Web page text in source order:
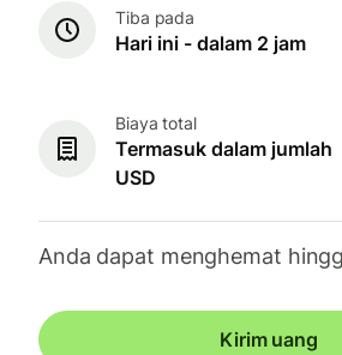
Tiba pada
Hari ini - dalam 2 jam
Biaya total
Termasuk dalam jumlah
USD
Anda dapat menghemat
Kirim uang